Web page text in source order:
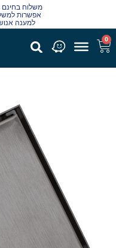
משלוח בחינם
אפשרות
למענה אנושי
0